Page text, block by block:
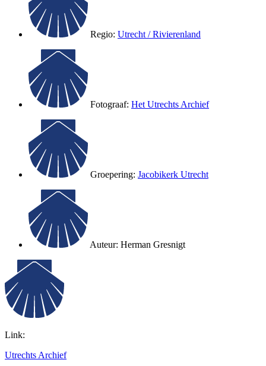
Regio: Utrecht / Rivierenland
Fotograaf: Het Utrechts Archief
Groepering: Jacobikerk Utrecht
Auteur: Herman Gresnigt
Link:
Utrechts Archief